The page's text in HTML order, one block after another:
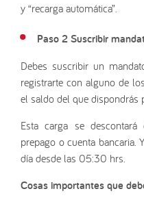
y “recarga automática”.
Paso 2 Suscribir
Debes suscribir un
registrarte con alguno de
el saldo del que dispondrás
Esta carga se
prepago o cuenta bancaria.
día desde las 05:30 hrs.
Cosas importantes que